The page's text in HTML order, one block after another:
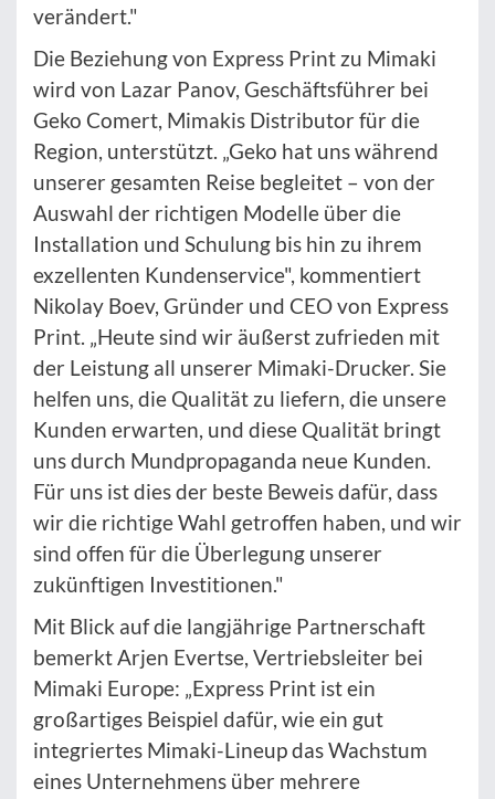
verändert."
Die Beziehung von Express Print zu Mimaki
wird von Lazar Panov, Geschäftsführer bei
Geko Comert, Mimakis Distributor für die
Region, unterstützt. „Geko hat uns während
unserer gesamten Reise begleitet – von der
Auswahl der richtigen Modelle über die
Installation und Schulung bis hin zu ihrem
exzellenten Kundenservice", kommentiert
Nikolay Boev, Gründer und CEO von Express
Print. „Heute sind wir äußerst zufrieden mit
der Leistung all unserer Mimaki-Drucker. Sie
helfen uns, die Qualität zu liefern, die unsere
Kunden erwarten, und diese Qualität bringt
uns durch Mundpropaganda neue Kunden.
Für uns ist dies der beste Beweis dafür, dass
wir die richtige Wahl getroffen haben, und wir
sind offen für die Überlegung unserer
zukünftigen Investitionen."
Mit Blick auf die langjährige Partnerschaft
bemerkt Arjen Evertse, Vertriebsleiter bei
Mimaki Europe: „Express Print ist ein
großartiges Beispiel dafür, wie ein gut
integriertes Mimaki-Lineup das Wachstum
eines Unternehmens über mehrere